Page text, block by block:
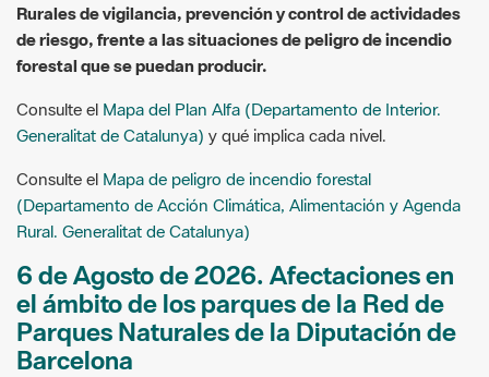
Rurales de vigilancia, prevención y control de actividades
de riesgo, frente a las situaciones de peligro de incendio
forestal que se puedan producir.
Consulte el Mapa del Plan Alfa (Departamento de Interior.
Generalitat de Catalunya) y qué implica cada nivel.
Consulte el Mapa de peligro de incendio forestal
(Departamento de Acción Climática, Alimentación y Agenda
Rural. Generalitat de Catalunya)
6 de Agosto de 2026. Afectaciones en
el ámbito de los parques de la Red de
Parques Naturales de la Diputación de
Barcelona